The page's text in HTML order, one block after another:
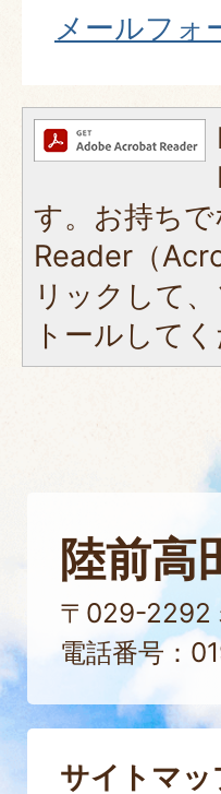
メールフォ
す。お持ち
Reader（
リックして
トールしてく
陸前高
〒029-2292
電話番号：
サイトマッ